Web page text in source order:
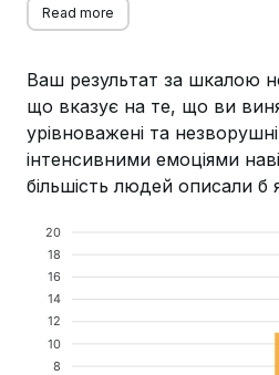
Read more
Ваш результат за шкалою
що вказує на те, що ви
урівноважені та
інтенсивними емоціями
більшість людей описали б
20
18
16
14
12
10
8